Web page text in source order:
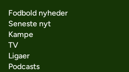
Fodbold nyheder
Seneste nyt
Kampe
TV
Ligaer
Podcasts